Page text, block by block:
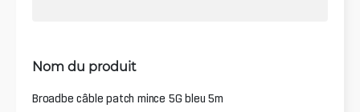
Nom du produit
Broadbe câble patch mince 5G bleu 5m